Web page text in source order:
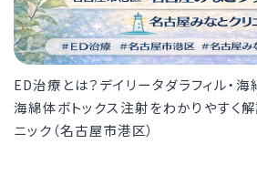
ED治療とは？デイリータダラフィル・海
海綿体ボトックス注射をわかりやすく
ニック（名古屋市港区）